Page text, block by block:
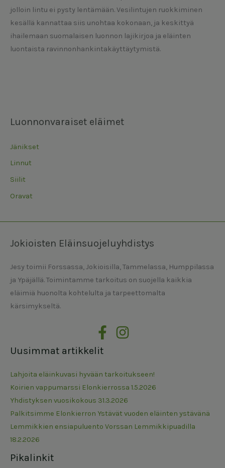
Luonnonvaraiset eläimet
Jänikset
Linnut
Siilit
Oravat
jolloin lintu ei pysty lentämään. Vesilintujen ruokkiminen
kesällä kannattaa siis unohtaa kokonaan, ja keskittyä
ihailemaan suomalaisen luonnon lajikirjoa ja eläinten
luontaista ravinnonhankintakäyttäytymistä.
Jokioisten Eläinsuojeluyhdistys
Jesy toimii Forssassa, Jokioisilla, Tammelassa, Humppilassa
ja Ypäjällä. Toimintamme tarkoitus on suojella kaikkia
eläimiä huonolta kohtelulta ja tarpeettomalta
kärsimykseltä.
Uusimmat artikkelit
Lahjoita eläinkuvasi hyvään tarkoitukseen!
Koirien vappumarssi Elonkierrossa 1.5.2026
Yhdistyksen vuosikokous 31.3.2026
Palkitsimme Elonkierron Ystävät vuoden eläinten ystävänä
Lemmikkien ensiapuluento Vorssan Lemmikkipuadilla
18.2.2026
Pikalinkit